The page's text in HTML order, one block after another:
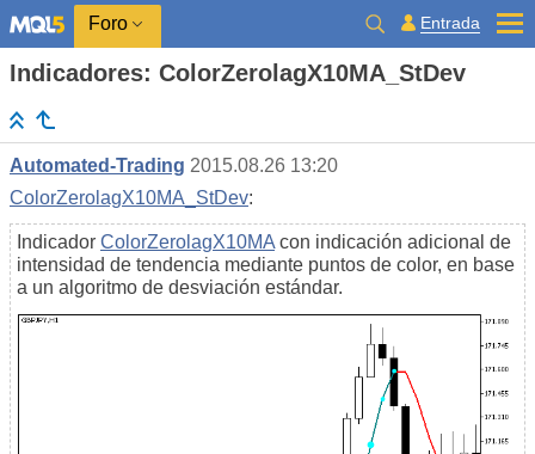
Foro Entrada
Indicadores: ColorZerolagX10MA_StDev
Automated-Trading 2015.08.26 13:20
ColorZerolagX10MA_StDev:
Indicador ColorZerolagX10MA con indicación adicional de
intensidad de tendencia mediante puntos de color, en base
a un algoritmo de desviación estándar.